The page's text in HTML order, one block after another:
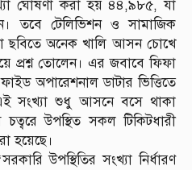
ঘোষণা করা হয় ৪৪,৯৮৫, যা
তবে টেলিভিশন ও সামাজিক
ছবিতে অনেক খালি আসন চোখে
প্রশ্ন তোলেন। এর জবাবে ফিফা
অপারেশনাল ডাটার ভিত্তিতে
সংখ্যা শুধু আসনে বসে থাকা
উপস্থিত সকল টিকিটধারী
হয়েছে।
উপস্থিতির সংখ্যা নির্ধারণ